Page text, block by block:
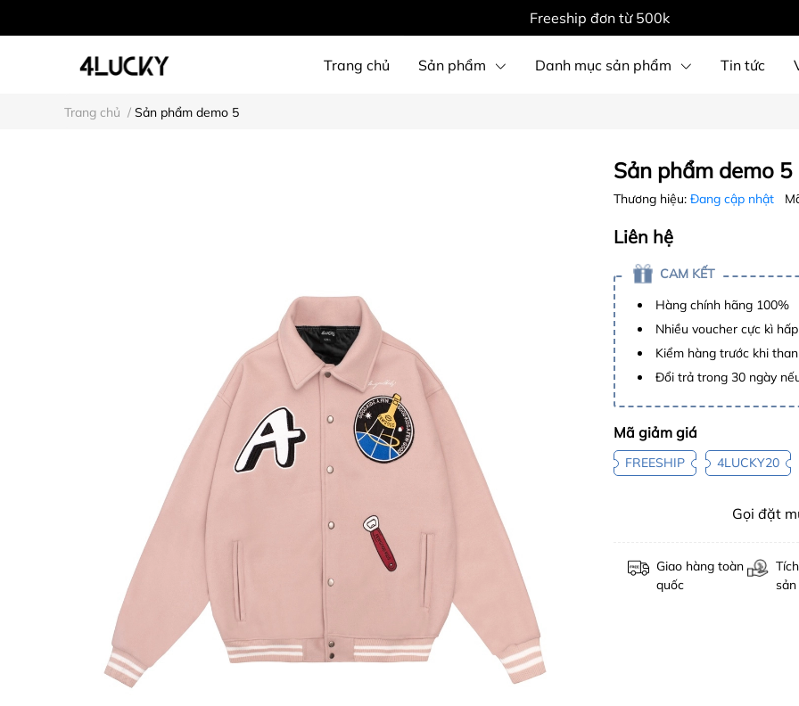
Freeship đơn từ 500k
Trang chủ Sản phẩm Danh mục sản phẩm Tin tức
Trang chủ / Sản phẩm demo 5
Sản phẩm demo 5
Thương hiệu: Đang cập nhật
Liên hệ
CAM KẾT
Hàng chính hãng 100%
Nhiều voucher cực kì
Kiểm hàng trước khi
Đổi trả trong 30 ngày
Mã giảm giá
FREESHIP 4LUCKY20
Gọi đặt
Giao hàng toàn
quốc